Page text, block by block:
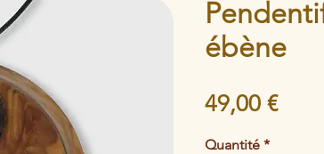
ébène
49,00 €Prix
Quantité *